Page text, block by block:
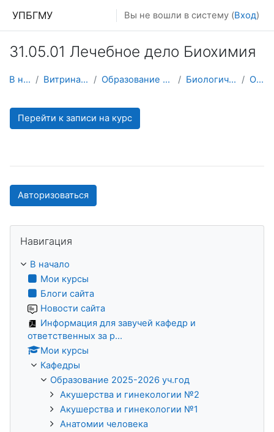
УПБГМУ Вы не вошли в систему (Вход)
31.05.01 Лечебное дело Биохимия
В начало Витрина курсов 3KL Образование 2025-2026 уч.год Биологической химии О курсе
Перейти к записи на курс
Авторизоваться
Навигация
В начало
Мои курсы
Блоги сайта
Новости сайта
Информация для завучей кафедр и
ответственных за р...
Мои курсы
Кафедры
Образование 2025-2026 уч.год
Акушерства и гинекологии №2
Акушерства и гинекологии №1
Анатомии человека